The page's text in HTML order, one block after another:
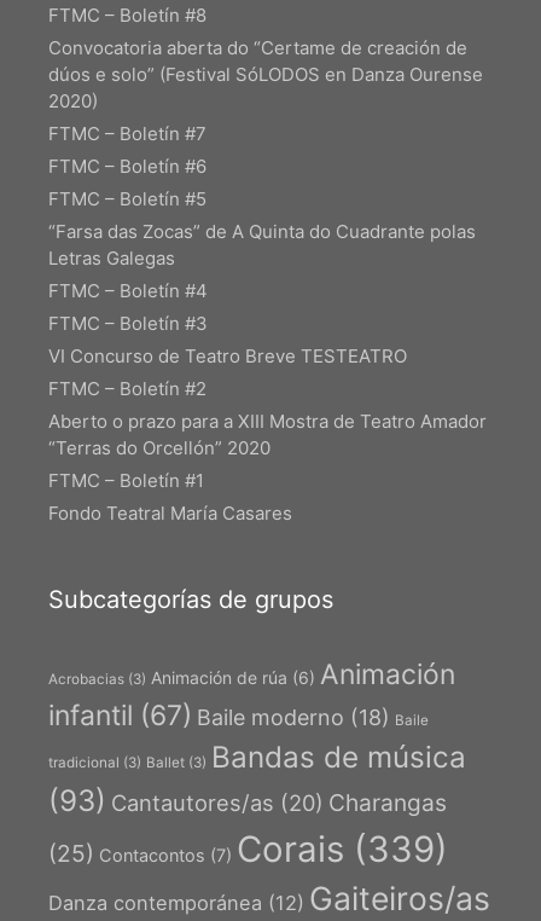
FTMC – Boletín #8
Convocatoria aberta do “Certame de creación de
dúos e solo” (Festival SóLODOS en Danza Ourense
2020)
FTMC – Boletín #7
FTMC – Boletín #6
FTMC – Boletín #5
“Farsa das Zocas” de A Quinta do Cuadrante polas
Letras Galegas
FTMC – Boletín #4
FTMC – Boletín #3
VI Concurso de Teatro Breve TESTEATRO
FTMC – Boletín #2
Aberto o prazo para a XIII Mostra de Teatro Amador
“Terras do Orcellón” 2020
FTMC – Boletín #1
Fondo Teatral María Casares
Subcategorías de grupos
Acrobacias (3) Animación de rúa (6) Animación
infantil (67) Baile moderno (18) Baile
tradicional (3) Ballet (3) Bandas de música
(93) Cantautores/as (20) Charangas
(25) Contacontos (7) Corais (339)
Danza contemporánea (12) Gaiteiros/as
Continuar con